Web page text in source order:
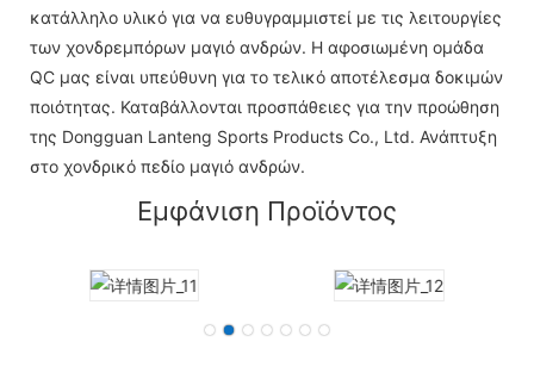
κατάλληλο υλικό για να ευθυγραμμιστεί με τις λειτουργίες
των χονδρεμπόρων μαγιό ανδρών. Η αφοσιωμένη ομάδα
QC μας είναι υπεύθυνη για το τελικό αποτέλεσμα δοκιμών
ποιότητας. Καταβάλλονται προσπάθειες για την προώθηση
της Dongguan Lanteng Sports Products Co., Ltd. Ανάπτυξη
στο χονδρικό πεδίο μαγιό ανδρών.
Εμφάνιση Προϊόντος